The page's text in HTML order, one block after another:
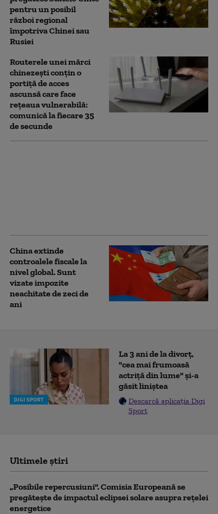
pentru un posibil
război regional
împotriva Chinei sau
Rusiei
Routerele unei mărci
chinezești conțin o
portiță de acces
ascunsă care face
rețeaua vulnerabilă:
comunică la fiecare 35
de secunde
China extinde
controalele fiscale la
nivel global. Sunt
vizate impozite
neachitate de zeci de
ani
DIGI SPORT
La 3 ani de la divorț,
"cea mai frumoasă
actriță din lume" și-a
găsit liniștea
Descarcă aplicația Digi
Sport
Ultimele știri
„Posibile repercusiuni". Comisia Europeană se
pregătește de impactul eclipsei solare asupra rețelei
energetice